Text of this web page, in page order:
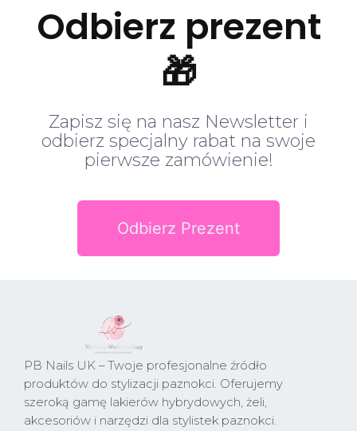
Odbierz prezent
🎁
Zapisz się na nasz Newsletter i
odbierz specjalny rabat na swoje
pierwsze zamówienie!
Odbierz Prezent
PB Nails UK – Twoje profesjonalne źródło
produktów do stylizacji paznokci. Oferujemy
szeroką gamę lakierów hybrydowych, żeli,
akcesoriów i narzędzi dla stylistek paznokci.